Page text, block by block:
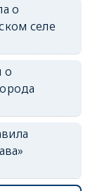
о
селе
о